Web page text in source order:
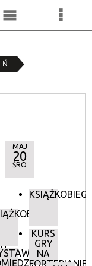
MAJ
20
ŚRO
KSIĄŻKOBIEG
KURS
GRY
NA
FORTEPIANIE
Menu
Menu